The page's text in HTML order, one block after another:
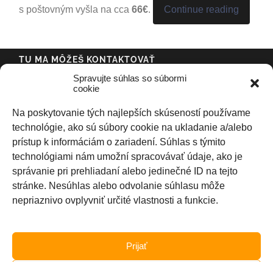
Spravujte súhlas so súbormi
cookie
Na poskytovanie tých najlepších skúseností používame
technológie, ako sú súbory cookie na ukladanie a/alebo
prístup k informáciám o zariadení. Súhlas s týmito
technológiami nám umožní spracovávať údaje, ako je
správanie pri prehliadaní alebo jedinečné ID na tejto
stránke. Nesúhlas alebo odvolanie súhlasu môže
nepriaznivo ovplyvniť určité vlastnosti a funkcie.
Prijať
s poštovným vyšla na cca66€. Continue reading
TU MA MÔŽEŠ KONTAKTOVAŤ
NAJNOVŠÍ ČLÁNOK
Strešný box THULE Touring Sport 600
23/09/2018